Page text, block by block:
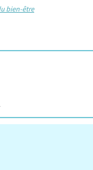
bien-être